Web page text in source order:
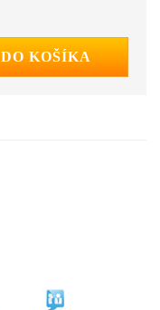
DO KOŠÍKA